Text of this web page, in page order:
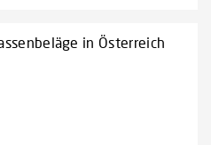
in Österreich